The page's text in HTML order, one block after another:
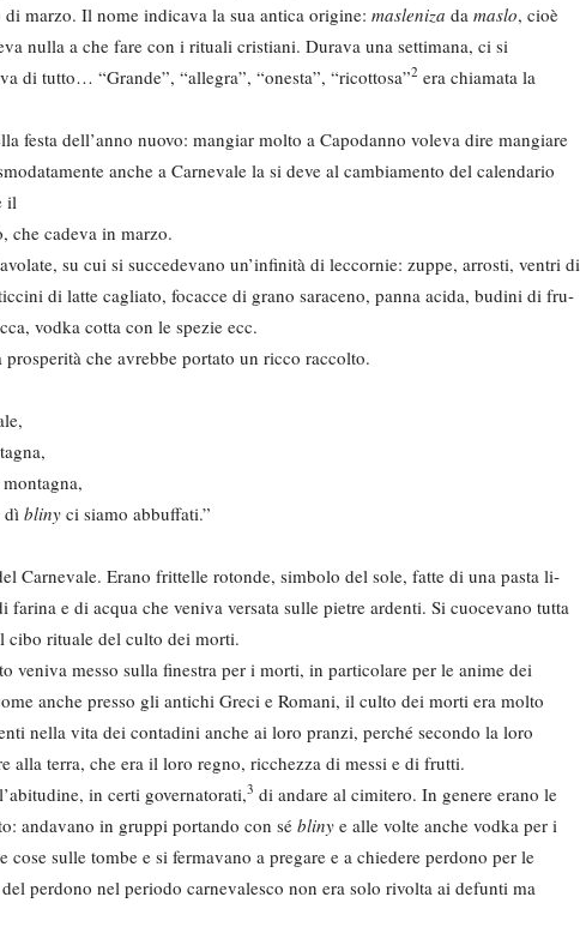
marzo. Il nome indicava la sua antica origine: masleniza da maslo, cioè
nulla a che fare con i rituali cristiani. Durava una setti­mana, ci si
di tutto… “Grande”, “alle­gra”, “onesta”, “ricottosa”2 era chia­mata la
festa dell’anno nuovo: mangiar molto a Capodanno voleva dire mangiare
anche a Carnevale la si de­ve al cambiamento del calendario
il
che cadeva in marzo.
su cui si succedevano un’infinità di leccornie: zuppe, arrosti, ventri di
di latte cagliato, focacce di grano saraceno, panna acida, budini di fru­
vodka cotta con le spezie ecc.
che avrebbe portato un ric­co raccolto.
dì bliny ci siamo abbuffati.”
Carnevale. Erano frittelle rotonde, simbolo del sole, fatte di una pasta li­
e di acqua che veniva versata sulle pietre ardenti. Si cuocevano tutta
cibo rituale del culto dei morti.
veniva messo sulla finestra per i morti, in particolare per le anime dei
anche presso gli antichi Greci e Romani, il culto dei morti era molto
nella vita dei contadini anche ai loro pranzi, perché secondo la loro
alla terra, che era il loro regno, ricchezza di messi e di frutti.
in certi governatorati,3 di andare al cimitero. In genere erano le
andavano in gruppi portando con sé bliny e alle volte anche vodka per i
sulle tombe e si fermavano a pregare e a chiedere perdono per le
perdono nel periodo carnevalesco non era solo rivolta ai defunti ma